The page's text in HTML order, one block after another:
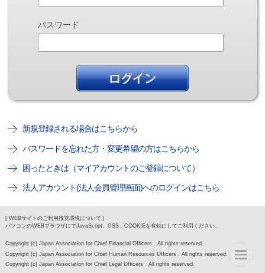
パスワード
新規登録される場合はこちらから
パスワードを忘れた方・変更希望の方はこちらから
困ったときは（マイアカウントのご登録について）
法人アカウント(法人会員管理画面)へのログインはこちら
[ WEBサイトのご利用推奨環境について ]
パソコンのWEBブラウザにてJavaScript、CSS、COOKIEを有効にしてご利用ください。
Copyright (c) Japan Association for Chief Financial Officers . All rights reserved.
Copyright (c) Japan Association for Chief Human Resources Officers . All rights reserved.
Copyright (c) Japan Association for Chief Legal Officers . All rights reserved.